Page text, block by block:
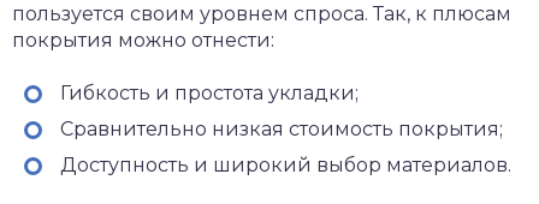
пользуется своим уровнем спроса. Так, к плюсам
покрытия можно отнести:
Гибкость и простота укладки;
Сравнительно низкая стоимость покрытия;
Доступность и широкий выбор материалов.